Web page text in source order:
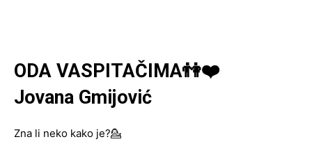
ODA VASPITAČIMA👫❤️
Jovana Gmijović
Zna li neko kako je?💁